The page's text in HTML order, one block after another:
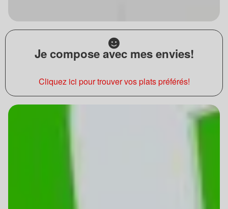
Je compose avec mes envies!
Cliquez ici pour trouver vos plats préférés!